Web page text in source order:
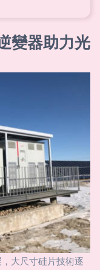
變器助力光
大尺寸硅片技術逐